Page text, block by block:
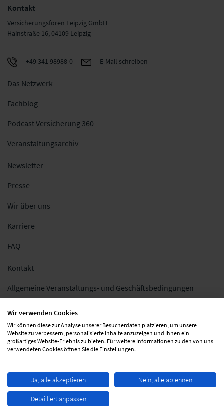
Kontakt
Versicherungsforen Leipzig GmbH
Hainstraße 16, 04109 Leipzig
+49 341 98988-0 E-Mail schreiben
Das Netzwerk
Fachblog
Podcast Versicherung 360
Veranstaltungsarchiv
Newsletter
Presse
Wir über uns
Karriere
FAQ
Kontakt
Allgemeine Veranstaltungs- und Geschäftsbedingungen
Impressum
Datenschutz
Folgen Sie uns
Wir verwenden Cookies
Wir können diese zur Analyse unserer Besucherdaten platzieren, um unsere
Website zu verbessern, personalisierte Inhalte anzuzeigen und Ihnen ein
großartiges Website-Erlebnis zu bieten. Für weitere Informationen zu den von uns
verwendeten Cookies öffnen Sie die Einstellungen.
Ja, alle akzeptieren Nein, alle ablehnen
Detailliert anpassen